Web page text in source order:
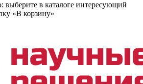
выберите в каталоге интересующий
«В корзину»